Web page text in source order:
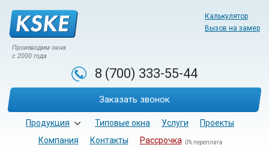
Производим окна
с 2000 года
Калькулятор
Вызов на замер
8 (700) 333-55-44
Заказать звонок
Продукция Типовые окна Услуги
Проекты
Компания
Контакты Рассрочка 0% переплата